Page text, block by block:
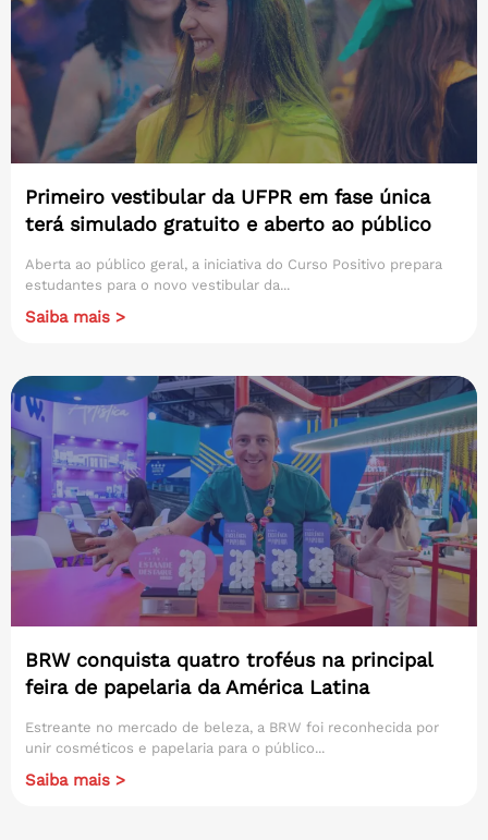
Primeiro vestibular da UFPR em fase única
terá simulado gratuito e aberto ao público
Aberta ao público geral, a iniciativa do Curso Positivo prepara
estudantes para o novo vestibular da...
Saiba mais >
BRW conquista quatro troféus na principal
feira de papelaria da América Latina
Estreante no mercado de beleza, a BRW foi reconhecida por
unir cosméticos e papelaria para o público...
Saiba mais >